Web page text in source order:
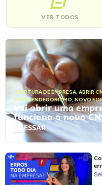
VER TODOS
ABERTURA DE EMPRESA, ABRIR
EMPREENDEDORISMO, NOVO
Vai abrir uma
funciona o novo
ACESSAR